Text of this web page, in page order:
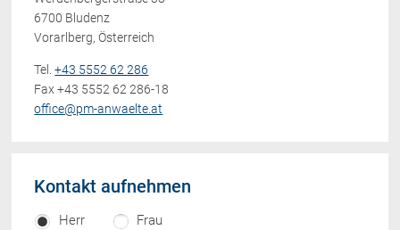
6700 Bludenz
Vorarlberg, Österreich
Tel.+43 5552 62 286
Fax +43 5552 62 286-18
office@pm-anwaelte.at
Kontakt aufnehmen
Herr Frau